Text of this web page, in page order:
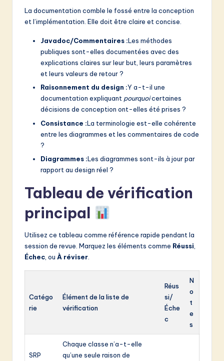
La documentation comble le fossé entre la conception
et l’implémentation. Elle doit être claire et concise.
Javadoc/Commentaires :Les méthodes
publiques sont-elles documentées avec des
explications claires sur leur but, leurs paramètres
et leurs valeurs de retour ?
Raisonnement du design :Y a-t-il une
documentation expliquant pourquoicertaines
décisions de conception ont-elles été prises ?
Consistance :La terminologie est-elle cohérente
entre les diagrammes et les commentaires de code
?
Diagrammes :Les diagrammes sont-ils à jour par
rapport au design réel ?
Tableau de vérification
principal
Utilisez ce tableau comme référence rapide pendant la
session de revue. Marquez les éléments comme Réussi
Échec , ou À réviser
Catégo
rie
Élément de la liste de
vérification
Réus
si/
Éche
c
N
o
t
e
s
SRP
Chaque classe n’a-t-elle
qu’une seule raison de